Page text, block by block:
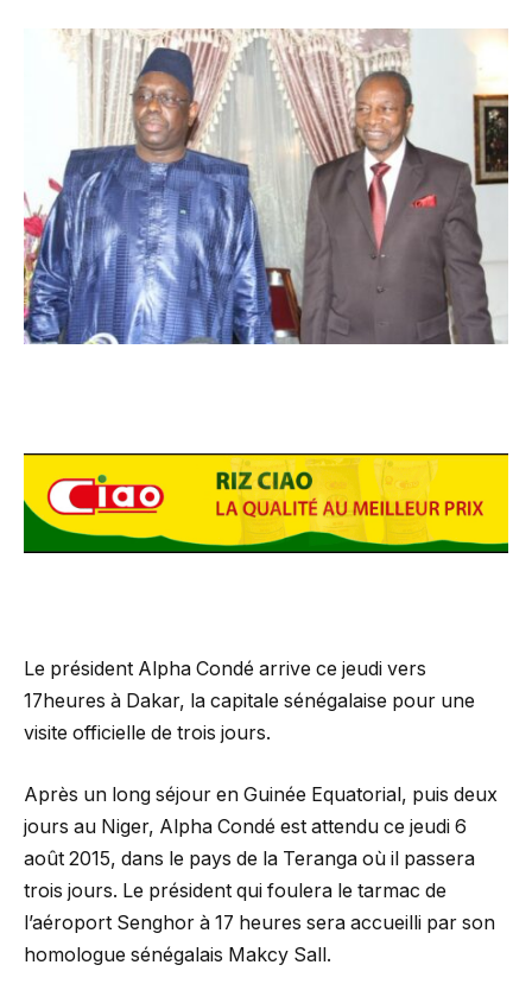
Le président Alpha Condé arrive ce jeudi vers
17heures à Dakar, la capitale sénégalaise pour une
visite officielle de trois jours.
Après un long séjour en Guinée Equatorial, puis deux
jours au Niger, Alpha Condé est attendu ce jeudi 6
août 2015, dans le pays de la Teranga où il passera
trois jours. Le président qui foulera le tarmac de
l’aéroport Senghor à 17 heures sera accueilli par son
homologue sénégalais Makcy Sall.